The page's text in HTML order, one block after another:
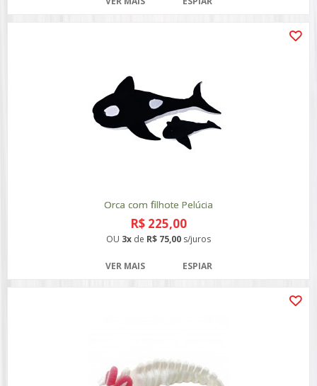
Orca com filhote Pelúcia
R$ 225,00
OU 3x de R$ 75,00 s/juros
VER MAIS ESPIAR